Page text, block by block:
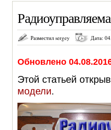
Разместил sergey Дата:
Обновлено
Этой статьей
модели.